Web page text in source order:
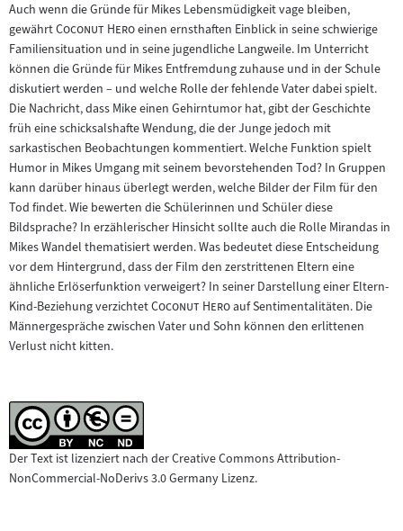
Auch wenn die Gründe für Mikes Lebensmüdigkeit vage bleiben,
gewährt"
Coconut Hero"einen ernsthaften Einblick in seine schwierige
Familiensituation und in seine jugendliche Langweile. Im Unterricht
können die Gründe für Mikes Entfremdung zuhause und in der Schule
diskutiert werden – und welche Rolle der fehlende Vater dabei spielt.
Die Nachricht, dass Mike einen Gehirntumor hat, gibt der Geschichte
früh eine schicksalshafte Wendung, die der Junge jedoch mit
sarkastischen Beobachtungen kommentiert. Welche Funktion spielt
Humor in Mikes Umgang mit seinem bevorstehenden Tod? In Gruppen
kann darüber hinaus überlegt werden, welche Bilder der Film für den
Tod findet. Wie bewerten die Schülerinnen und Schüler diese
Bildsprache? In erzählerischer Hinsicht sollte auch die Rolle Mirandas in
Mikes Wandel thematisiert werden. Was bedeutet diese Entscheidung
vor dem Hintergrund, dass der Film den zerstrittenen Eltern eine
ähnliche Erlöserfunktion verweigert? In seiner Darstellung einer Eltern-
Kind-Beziehung verzichtet"
Coconut Hero"auf Sentimentalitäten. Die
Männergespräche zwischen Vater und Sohn können den erlittenen
Verlust nicht kitten.
Der Text ist lizenziert nach der Creative Commons Attribution-
NonCommercial-NoDerivs 3.0 Germany Lizenz.